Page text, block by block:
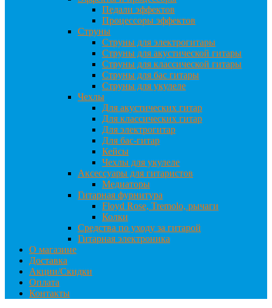
Педали эффектов
Процессоры эффектов
Струны
Струны для электрогитары
Струны для акустической гитары
Струны для классической гитары
Струны для бас гитары
Струны для укулеле
Чехлы
Для акустических гитар
Для классических гитар
Для электрогитар
Для бас-гитар
Кейсы
Чехлы для укулеле
Аксессуары для гитаристов
Медиаторы
Гитарная фурнитура
Floyd Rose, Tremolo, рычаги
Колки
Средства по уходу за гитарой
Гитарная электроника
О магазине
Доставка
Акции/Скидки
Оплата
Контакты